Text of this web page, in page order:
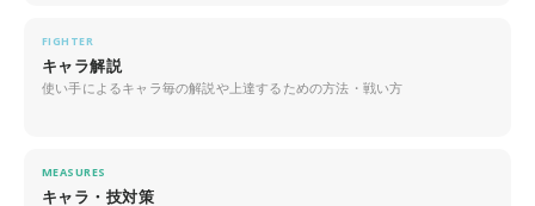
FIGHTER
キャラ解説
使い手によるキャラ毎の解説や上達するための方法・戦い方
MEASURES
キャラ・技対策